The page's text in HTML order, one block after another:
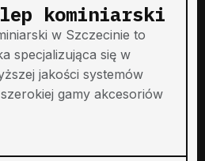
kominiarski
w Szczecinie to
specjalizująca się w
jakości systemów
gamy akcesoriów